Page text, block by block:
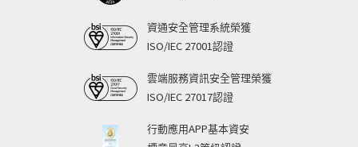
資通安全管理系統榮獲
ISO/IEC 27001認證
雲端服務資訊安全管理榮獲
ISO/IEC 27017認證
行動應用APP基本資安